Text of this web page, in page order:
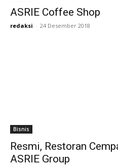
ASRIE Coffee Shop
redaksi - 24 Desember 2018
Bisnis
Resmi, Restoran
ASRIE Group